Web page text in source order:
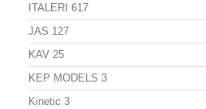
ITALERI 617
JAS 127
KAV 25
KEP MODELS 3
Kinetic 3